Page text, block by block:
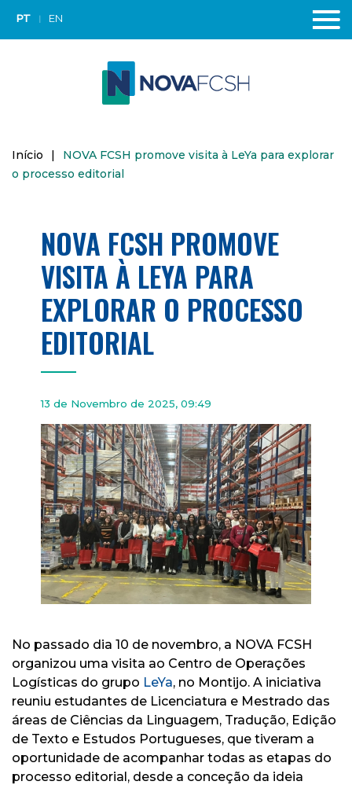
PT EN
Início |
NOVA FCSH promove visita à LeYa para explorar
o processo editorial
NOVA FCSH PROMOVE
VISITA À LEYA PARA
EXPLORAR O PROCESSO
EDITORIAL
13 de Novembro de 2025, 09:49
No passado dia 10 de novembro, a NOVA FCSH
organizou uma visita ao Centro de Operações
Logísticas do grupo LeYa, no Montijo. A iniciativa
reuniu estudantes de Licenciatura e Mestrado das
áreas de Ciências da Linguagem, Tradução, Edição
de Texto e Estudos Portugueses, que tiveram a
oportunidade de acompanhar todas as etapas do
processo editorial, desde a conceção da ideia